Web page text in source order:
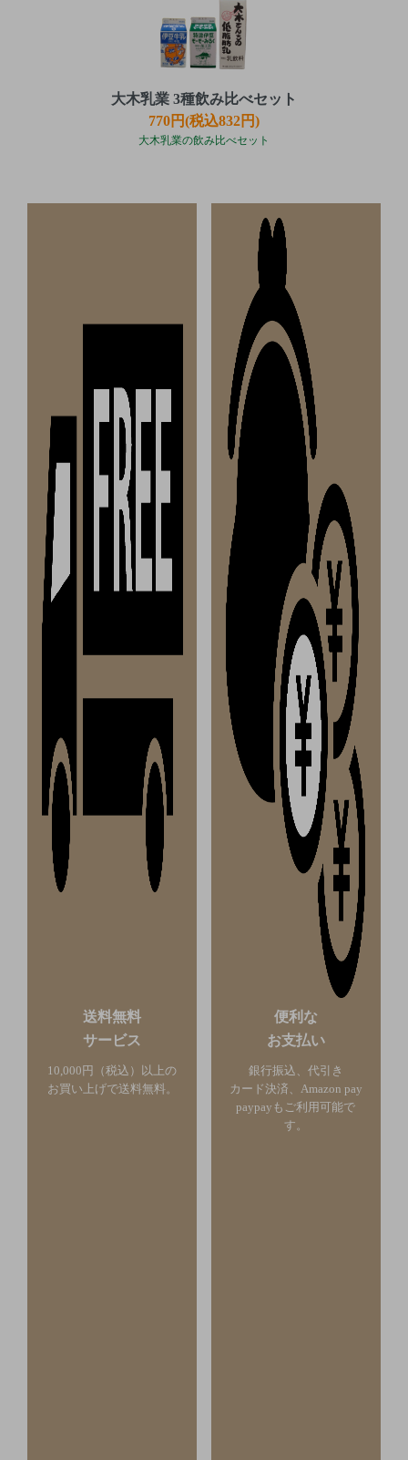
大木乳業 3種飲み比べセット
770円(税込832円)
大木乳業の飲み比べセット
送料無料
サービス
10,000円（税込）以上の
お買い上げで送料無料。
便利な
お支払い
銀行振込、代引き
カード決済、Amazon pay
paypayもご利用可能で
す。